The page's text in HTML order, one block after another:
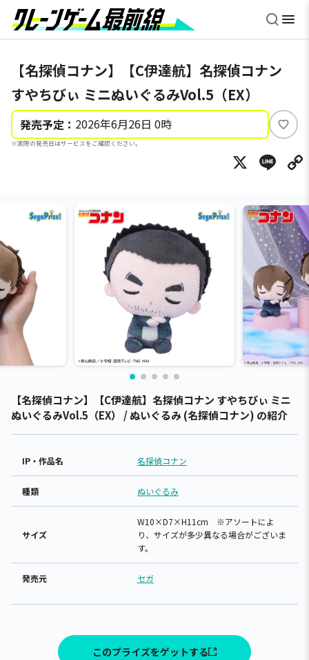
【名探偵コナン】【C伊達航】名探偵コナン
すやちびぃ ミニぬいぐるみVol.5（EX）
発売予定： 2026年6月26日 0時
※実際の発売日はサービスをご確認ください。
い
ね
X
【名探偵コナン】【C伊達航】名探偵コナン すやちびぃ ミニ
ぬいぐるみVol.5（EX） / ぬいぐるみ (名探偵コナン) の紹介
IP・作品名 名探偵コナン
種類 ぬいぐるみ
サイズ
W10×D7×H11cm ※アソートによ
り、サイズが多少異なる場合がございま
す。
発売元 セガ
このプライズをゲットする